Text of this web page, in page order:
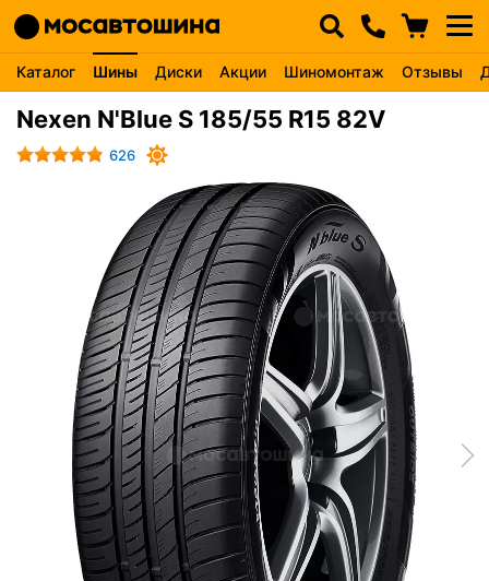
Каталог Шины Диски Акции Шиномонтаж Отзывы
Nexen N'Blue S 185/55 R15 82V
626